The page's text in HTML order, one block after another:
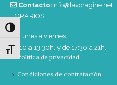
Alternar alto contraste
Alternar tamaño de letra
Contacto:info@lavoragine.net
HORARIOS
De lunes a viernes
de 10 a 13:30h. y de 17:30 a 21h.
Política de privacidad
Condiciones de contratación